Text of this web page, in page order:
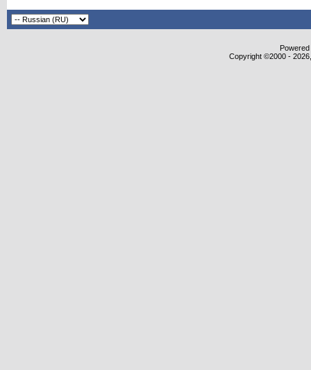
Copyright ©2000 -